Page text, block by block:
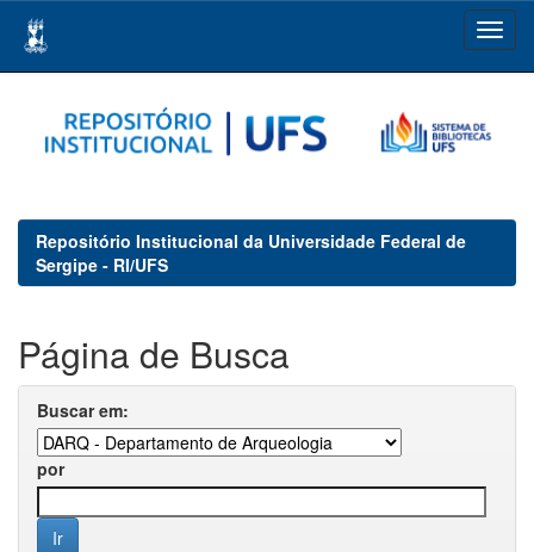
navigation
Repositório Institucional da Universidade Federal de
Sergipe - RI/UFS
Página de Busca
Buscar em:
por